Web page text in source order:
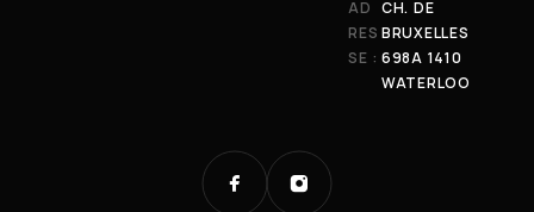
AD
RES
SE :
CH. DE
BRUXELLES
698A 1410
WATERLOO